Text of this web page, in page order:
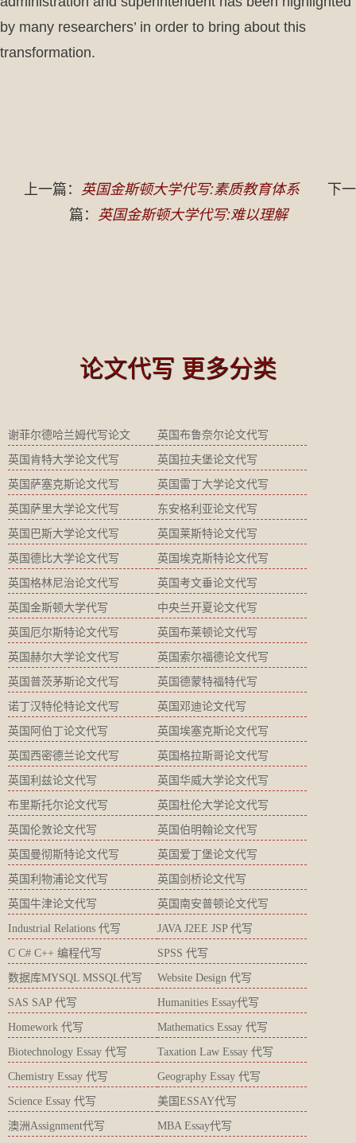
by many researchers’ in order to bring about this
transformation.
上一篇： 英国金斯顿大学代写:素质教育体系
下一
篇：
英国金斯顿大学代写:难以理解
论文代写 更多分类
谢菲尔德哈兰姆代写论文 英国布鲁奈尔论文代写
英国肯特大学论文代写 英国拉夫堡论文代写
英国萨塞克斯论文代写 英国雷丁大学论文代写
英国萨里大学论文代写 东安格利亚论文代写
英国巴斯大学论文代写 英国莱斯特论文代写
英国德比大学论文代写 英国埃克斯特论文代写
英国格林尼治论文代写 英国考文垂论文代写
英国金斯顿大学代写 中央兰开夏论文代写
英国厄尔斯特论文代写 英国布莱顿论文代写
英国赫尔大学论文代写 英国索尔福德论文代写
英国普茨茅斯论文代写 英国德蒙特福特代写
诺丁汉特伦特论文代写 英国邓迪论文代写
英国阿伯丁论文代写 英国埃塞克斯论文代写
英国西密德兰论文代写 英国格拉斯哥论文代写
英国利兹论文代写 英国华威大学论文代写
布里斯托尔论文代写 英国杜伦大学论文代写
英国伦敦论文代写 英国伯明翰论文代写
英国曼彻斯特论文代写 英国爱丁堡论文代写
英国利物浦论文代写 英国剑桥论文代写
英国牛津论文代写 英国南安普顿论文代写
Industrial Relations 代写 JAVA J2EE JSP 代写
C C# C++ 编程代写 SPSS 代写
数据库MYSQL MSSQL代写 Website Design 代写
SAS SAP 代写 Humanities Essay代写
Homework 代写 Mathematics Essay 代写
Biotechnology Essay 代写 Taxation Law Essay 代写
Chemistry Essay 代写 Geography Essay 代写
Science Essay 代写 美国ESSAY代写
澳洲Assignment代写 MBA Essay代写